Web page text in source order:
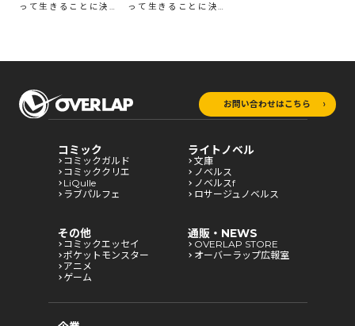
って生きることに決め
って生きることに決め
お問い合わせはこちら
コミック
コミックガルド
コミッククリエ
LiQulle
ラブパルフェ
ライトノベル
文庫
ノベルス
ノベルスf
ロサージュノベルス
その他
コミックエッセイ
ポケットモンスター
アニメ
ゲーム
通販・NEWS
OVERLAP STORE
オーバーラップ広報室